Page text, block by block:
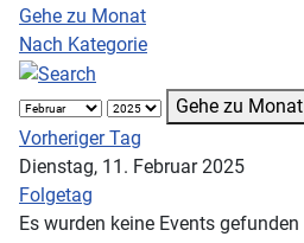
Gehe zu Monat
Nach Kategorie
Gehe zu Monat
Vorheriger Tag
Dienstag, 11. Februar 2025
Folgetag
Es wurden keine Events gefunden